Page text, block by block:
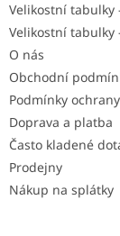
Velikostní tabulky
Velikostní tabulky
O nás
Obchodní
Podmínky
Doprava a platba
Často kladené
Prodejny
Nákup na splátky